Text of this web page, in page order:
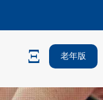
老年版